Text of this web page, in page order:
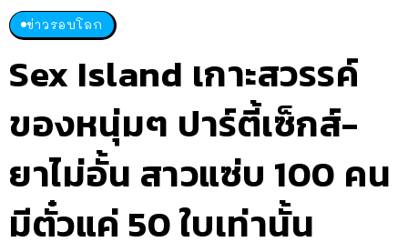
ข่าวรอบโลก
Sex Island เกาะสวรรค์
ของหนุ่มๆ ปาร์ตี้เซ็กส์-
ยาไม่อั้น สาวแซ่บ 100 คน
มีตั๋วแค่ 50 ใบเท่านั้น